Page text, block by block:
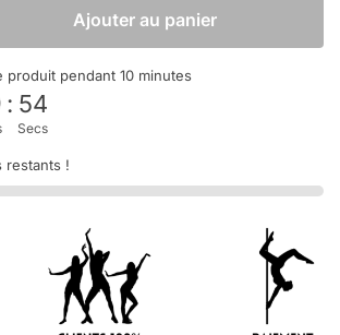
Ajouter au panier
produit pendant 10 minutes
: 53
Secs
restants !